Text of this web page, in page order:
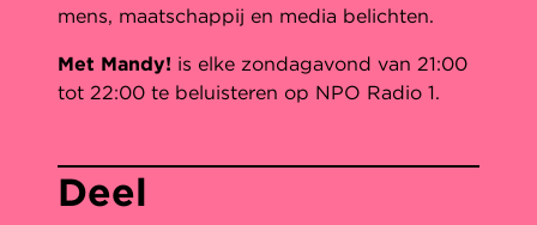
mens, maatschappij en media belichten.
Met Mandy! is elke zondagavond van 21:00
tot 22:00 te beluisteren op NPO Radio 1.
Deel